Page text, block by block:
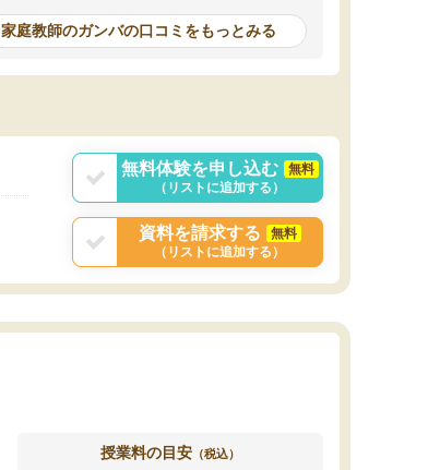
家庭教師のガンバの口コミをもっとみる
無料体験を申し込む
無料
（リストに追加する）
資料を請求する
無料
（リストに追加する）
授業料の目安 （税込）